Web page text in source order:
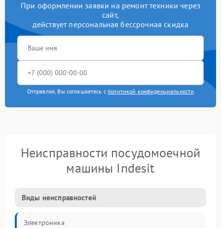
При оформлении заявки на ремонт техники через
сайт,
действует персональная бессрочная скидка
Отправляя, Вы соглашаетесь с политикой конфиденциальности
Неисправности посудомоечной
машины Indesit
Виды неисправностей
Электроника